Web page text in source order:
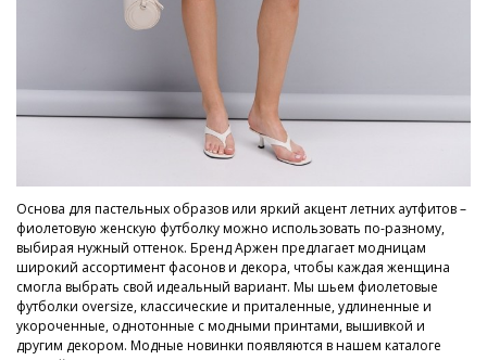
Основа для пастельных образов или яркий акцент летних аутфитов –
фиолетовую женскую футболку можно использовать по-разному,
выбирая нужный оттенок. Бренд Аржен предлагает модницам
широкий ассортимент фасонов и декора, чтобы каждая женщина
смогла выбрать свой идеальный вариант. Мы шьем фиолетовые
футболки oversize, классические и приталенные, удлиненные и
укороченные, однотонные с модными принтами, вышивкой и
другим декором. Модные новинки появляются в нашем каталоге